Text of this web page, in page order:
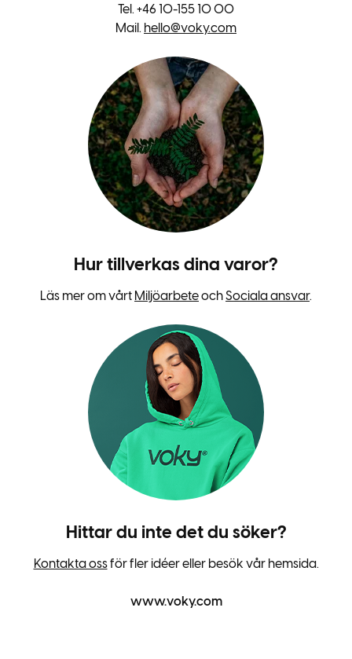
Tel. +46 10-155 10 00
Mail. hello@voky.com
Hur tillverkas dina varor?
Läs mer om vårt MiljöarbeteochSociala ansvar.
Hittar du inte det du söker?
Kontakta ossför fler idéer eller besök vår hemsida.
www.voky.com